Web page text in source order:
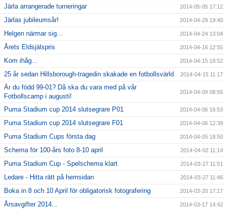
Järla arrangerade turneringar 2014-05-05 17:12
Järlas jubileumsår! 2014-04-29 19:40
Helgen närmar sig... 2014-04-24 13:04
Årets Eldsjälspris 2014-04-16 12:55
Kom ihåg... 2014-04-15 18:52
25 år sedan Hillsborough-tragedin skakade en fotbollsvärld 2014-04-15 11:17
Är du född 99-01? Då ska du vara med på vår
Fotbollscamp i augusti!
2014-04-09 08:55
Puma Stadium cup 2014 slutsegrare P01 2014-04-06 16:53
Puma Stadium cup 2014 slutsegrare F01 2014-04-06 12:39
Puma Stadium Cups första dag 2014-04-05 18:50
Schema för 100-års foto 8-10 april 2014-04-02 11:14
Puma Stadium Cup - Spelschema klart 2014-03-27 11:51
Ledare - Hitta rätt på hemsidan 2014-03-27 11:46
Boka in 8 och 10 April för obligatorisk fotografering 2014-03-20 17:17
Årsavgifter 2014... 2014-03-17 14:42